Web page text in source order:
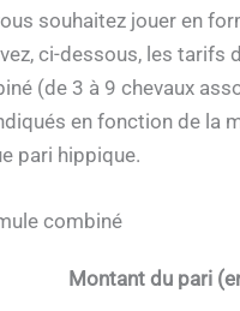
souhaitez jouer en
ci-dessous, les tarifs
(de 3 à 9 chevaux
en fonction de la
pari hippique.
combiné
Montant du pari